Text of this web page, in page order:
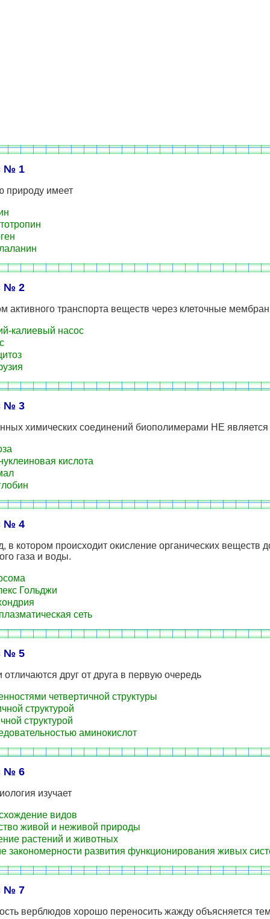
№ 1
природу имеет
№ 2
активного транспорта веществ через клеточные
калиевый насос
№ 3
химических соединений биополимерами НЕ является
кислота
№ 4
в котором происходит окисление органических веществ
газа и воды.
Гольджи
сеть
№ 5
отличаются друг от друга в первую очередь
четвертичной структуры
структурой
структурой
аминокислот
№ 6
изучает
видов
живой и неживой природы
растений и животных
закономерности развития функционирования живых
№ 7
верблюдов хорошо переносить жажду объясняется